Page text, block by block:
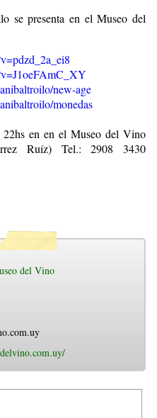
se presenta en el Museo del
new-age
monedas
en en el Museo del Vino
Ruíz) Tel.: 2908 3430
del Vino